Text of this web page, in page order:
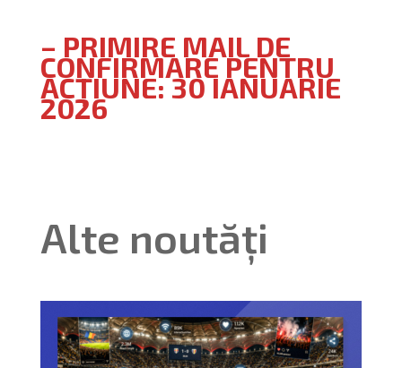
– PRIMIRE MAIL DE
CONFIRMARE PENTRU
ACȚIUNE: 30 IANUARIE
2026
Alte noutăți